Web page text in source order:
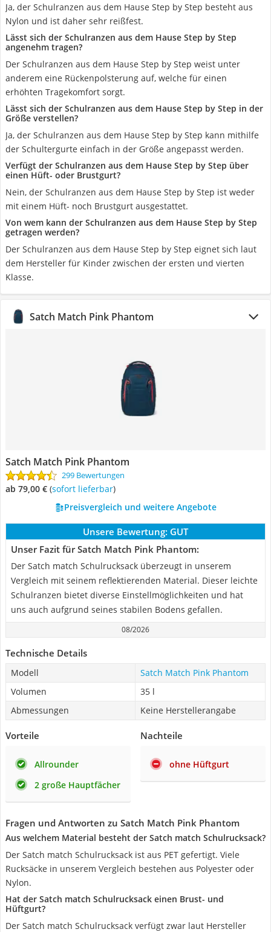
Ja, der Schulranzen aus dem Hause Step by Step besteht aus
Nylon und ist daher sehr reißfest.
Lässt sich der Schulranzen aus dem Hause Step by Step
angenehm tragen?
Der Schulranzen aus dem Hause Step by Step weist unter
anderem eine Rückenpolsterung auf, welche für einen
erhöhten Tragekomfort sorgt.
Lässt sich der Schulranzen aus dem Hause Step by Step in der
Größe verstellen?
Ja, der Schulranzen aus dem Hause Step by Step kann mithilfe
der Schultergurte einfach in der Größe angepasst werden.
Verfügt der Schulranzen aus dem Hause Step by Step über
einen Hüft- oder Brustgurt?
Nein, der Schulranzen aus dem Hause Step by Step ist weder
mit einem Hüft- noch Brustgurt ausgestattet.
Von wem kann der Schulranzen aus dem Hause Step by Step
getragen werden?
Der Schulranzen aus dem Hause Step by Step eignet sich laut
dem Hersteller für Kinder zwischen der ersten und vierten
Klasse.
Satch Match Pink Phantom
Satch Match Pink Phantom
299 Bewertungen
ab 79,00 € ( Sofort lieferbar)
Preisvergleich und weitere Angebote
Unsere Bewertung: GUT
Unser Fazit für Satch Match Pink Phantom:
Der Satch match Schulrucksack überzeugt in unserem
Vergleich mit seinem reflektierenden Material. Dieser leichte
Schulranzen bietet diverse Einstellmöglichkeiten und hat
uns auch aufgrund seines stabilen Bodens gefallen.
08/2026
Technische Details
Modell
Satch Match Pink Phantom
Volumen
35 l
Abmessungen
Keine Herstellerangabe
Vorteile
Allrounder
2 große Hauptfächer
Nachteile
ohne Hüftgurt
Fragen und Antworten zu Satch Match Pink Phantom
Aus welchem Material besteht der Satch match Schulrucksack?
Der Satch match Schulrucksack ist aus PET gefertigt. Viele
Rucksäcke in unserem Vergleich bestehen aus Polyester oder
Nylon.
Hat der Satch match Schulrucksack einen Brust- und
Hüftgurt?
Der Satch match Schulrucksack verfügt zwar laut Hersteller